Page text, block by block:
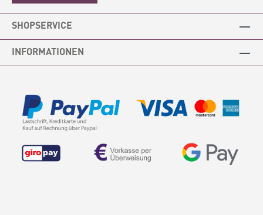
SHOPSERVICE
INFORMATIONEN